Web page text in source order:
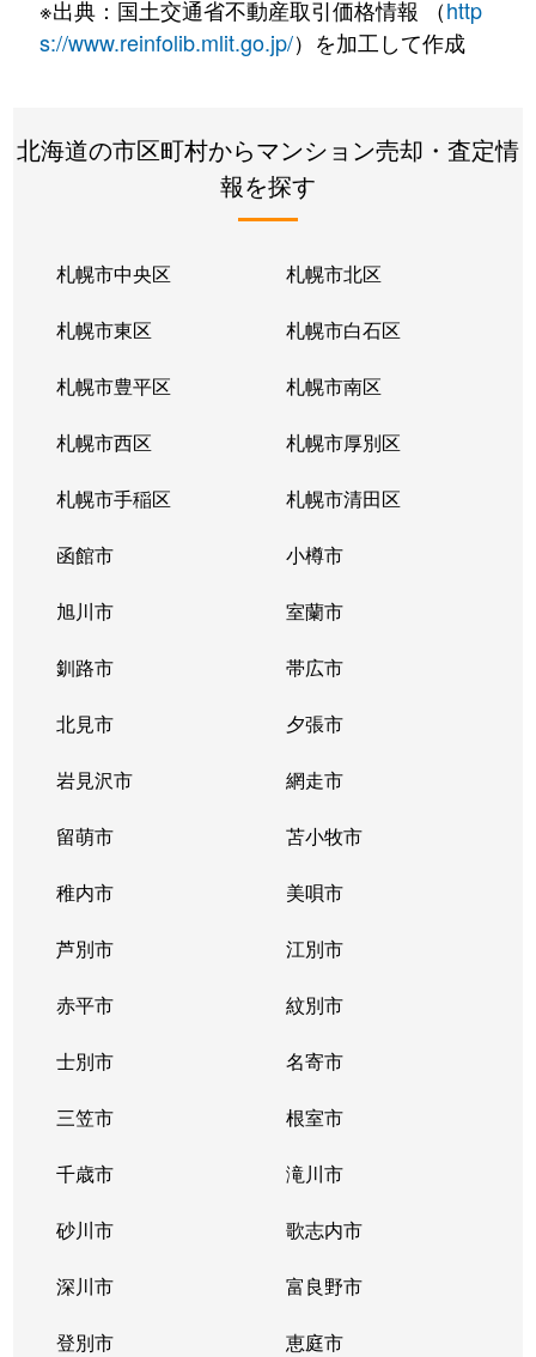
※出典：国土交通省不動産取引価格情報 （http
s://www.reinfolib.mlit.go.jp/）を加工して作成
北海道の市区町村からマンション売却・査定情
報を探す
札幌市中央区 札幌市北区
札幌市東区 札幌市白石区
札幌市豊平区 札幌市南区
札幌市西区 札幌市厚別区
札幌市手稲区 札幌市清田区
函館市 小樽市
旭川市 室蘭市
釧路市 帯広市
北見市 夕張市
岩見沢市 網走市
留萌市 苫小牧市
稚内市 美唄市
芦別市 江別市
赤平市 紋別市
士別市 名寄市
三笠市 根室市
千歳市 滝川市
砂川市 歌志内市
深川市 富良野市
登別市 恵庭市